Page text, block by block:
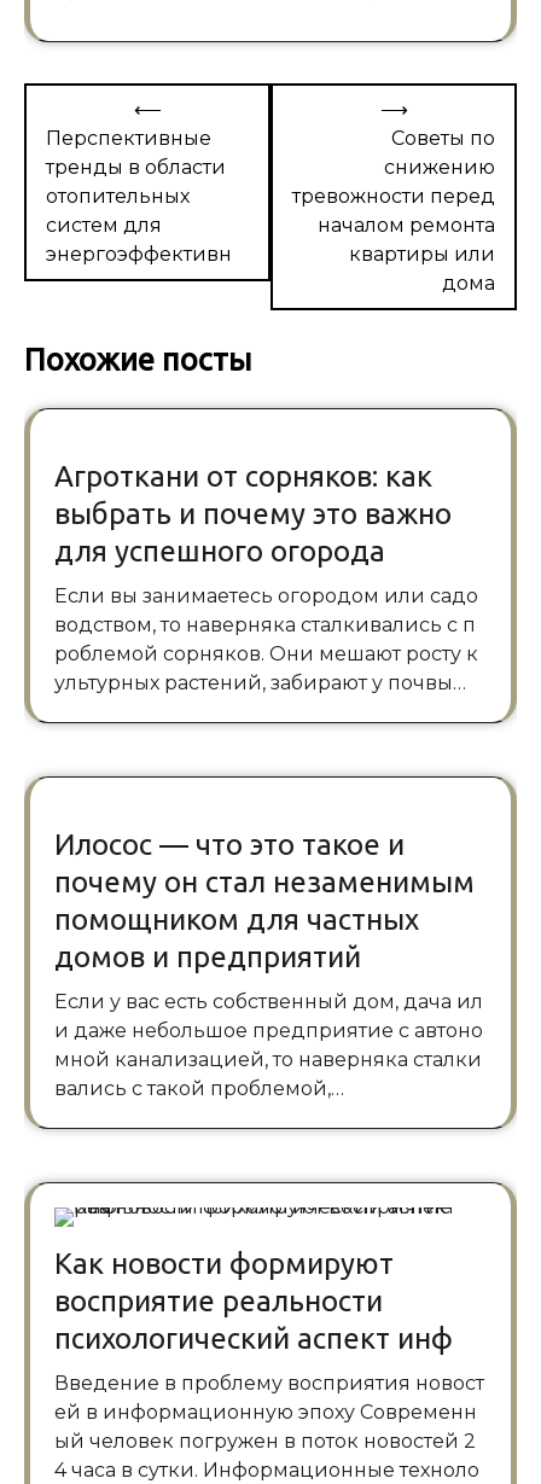
Навигация
по
записям
⟵
Перспективные
тренды в области
отопительных
систем для
энергоэффективн
Советы по
снижению
тревожности перед
началом ремонта
квартиры или
дома
⟶
Похожие посты
Агроткани от сорняков: как
выбрать и почему это важно
для успешного огорода
Если вы занимаетесь огородом или садо
водством, то наверняка сталкивались с п
роблемой сорняков. Они мешают росту к
ультурных растений, забирают у почвы…
Илосос — что это такое и
почему он стал незаменимым
помощником для частных
домов и предприятий
Если у вас есть собственный дом, дача ил
и даже небольшое предприятие с автоно
мной канализацией, то наверняка сталки
вались с такой проблемой,…
Как новости формируют
восприятие реальности
психологический аспект инф
Введение в проблему восприятия новост
ей в информационную эпоху Современн
ый человек погружен в поток новостей 2
4 часа в сутки. Информационные техноло